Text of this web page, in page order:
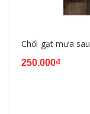
Chổi gạt mưa
250.000₫